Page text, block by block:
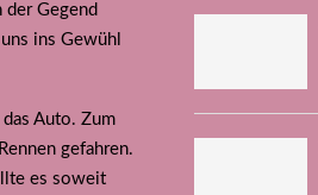
der Gegend
ins Gewühl
Auto. Zum
gefahren.
es soweit